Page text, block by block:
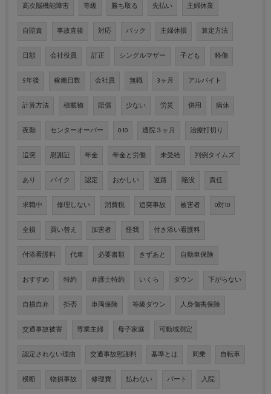
高次脳機能障害 等級 勝ち取る 先払い 主婦休業
自賠責 事故直後 対応 バック 主婦休損 算定方法
日額 会社役員 訂正 シングルマザー 子ども 軽傷
5年後 稼働日数 会社員 無職 3ヶ月 アルバイト
計算方法 積載物 賠償 少ない 労災 併用 病休
夜勤 センターオーバー 0:10 通院３ヶ月 治療打切り
追突 慰謝証 年金 年金と労働 未受給 判例タイムズ
あり バイク 認定 おかしい 道路 陥没 責任
求職中 修理しない 消費税 追突事故 被害者 0対10
全損 買い替え 加害者 怪我 付き添い看護料
付添看護料 代車 必要書類 きずあと 自動車保険
おすすめ 特約 弁護士特約 いくら ダウン 下がらない
自損自弁 拒否 車両保険 等級ダウン 人身傷害保険
交通事故被害 専業主婦 母子家庭 可動域測定
認定されない理由 交通事故慰謝料 基準とは 同乗 自転車
横断 物損事故 修理費 払わない パート 入院